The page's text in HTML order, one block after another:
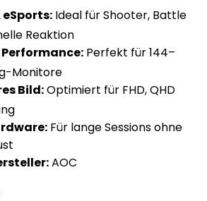
eSports: Ideal für Shooter, Battle
Reaktion
Perfekt für 144–
Monitore
Bild:Optimiert für FHD, QHD
Für lange Sessions ohne
AOC